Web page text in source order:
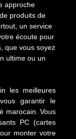
approche
produits de
un service
écoute pour
que vous soyez
ultime ou un
les meilleures
garantir le
marocain. Vous
PC (cartes
monter votre